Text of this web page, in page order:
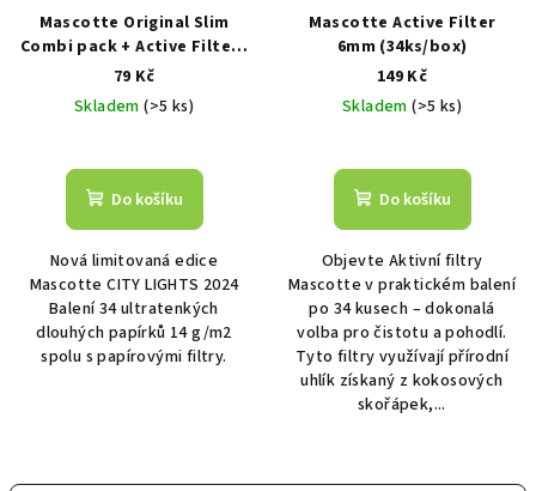
Mascotte Original Slim
Combi pack + Active Filters
(34 papírů a 16 filtrů)
79 Kč
Skladem(>5 ks)
Do košíku
Nová limitovaná edice
Mascotte CITY LIGHTS 2024
Balení 34 ultratenkých
dlouhých papírků 14 g/m2
spolu s papírovými filtry.
Mascotte Active Filter
6mm (34ks/box)
149 Kč
Skladem(>5 ks)
Do košíku
Objevte Aktivní filtry
Mascotte v praktickém balení
po 34 kusech – dokonalá
volba pro čistotu a pohodlí.
Tyto filtry využívají přírodní
uhlík získaný z kokosových
skořápek,...